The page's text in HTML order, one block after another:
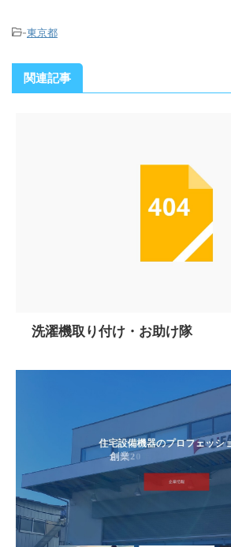
-東京都
関連記事
洗濯機取り付け・お助け隊